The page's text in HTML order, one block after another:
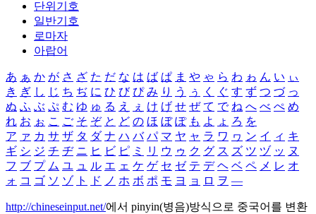
단위기호
일반기호
로마자
아랍어
あ ぁ か が さ ざ た だ な は ば ぱ ま や ゃ ら わ ゎ ん い ぃ
き ぎ し じ ち ぢ に ひ び ぴ み り う ぅ く ぐ す ず つ づ っ
ぬ ふ ぶ ぷ む ゆ ゅ る え ぇ け げ せ ぜ て で ね へ べ ぺ め
れ お ぉ こ ご そ ぞ と ど の ほ ぼ ぽ も よ ょ ろ を
ア ァ カ サ ザ タ ダ ナ ハ バ パ マ ヤ ャ ラ ワ ヮ ン イ ィ キ
ギ シ ジ チ ヂ ニ ヒ ビ ピ ミ リ ウ ゥ ク グ ス ズ ツ ヅ ッ ヌ
フ ブ プ ム ユ ュ ル エ ェ ケ ゲ セ ゼ テ デ ヘ ベ ペ メ レ オ
ォ コ ゴ ソ ゾ ト ド ノ ホ ボ ポ モ ヨ ョ ロ ヲ ―
http://chineseinput.net/에서 pinyin(병음)방식으로 중국어를 변환